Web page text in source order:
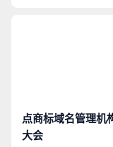
点商标域名管理机
大会